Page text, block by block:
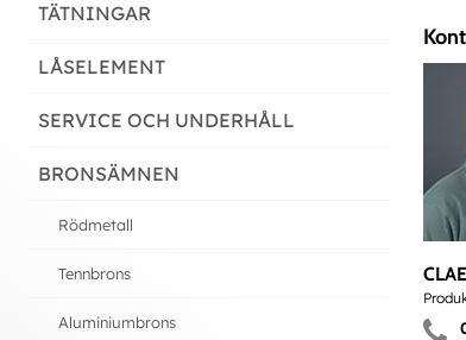
TÄTNINGAR
LÅSELEMENT
SERVICE OCH UNDERHÅLL
BRONSÄMNEN
Rödmetall
Tennbrons
Aluminiumbrons